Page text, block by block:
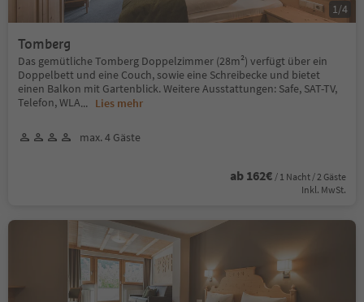
Tomberg
Das gemütliche Tomberg Doppelzimmer (28m²) verfügt über ein
Doppelbett und eine Couch, sowie eine Schreibecke und bietet
einen Balkon mit Gartenblick. Weitere Ausstattungen: Safe, SAT-TV,
Telefon, WLA... Lies mehr
max. 4 Gäste
ab 162€ / 1 Nacht / 2 Gäste
Inkl. MwSt.
1 /4